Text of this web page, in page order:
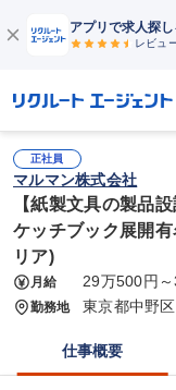
アプリで求人探
レビュ
正社員
マルマン株式会社
【紙製文具の製品
ケッチブック展開
リア)
月給 29万500円
勤務地 東京都中野区
仕事概要